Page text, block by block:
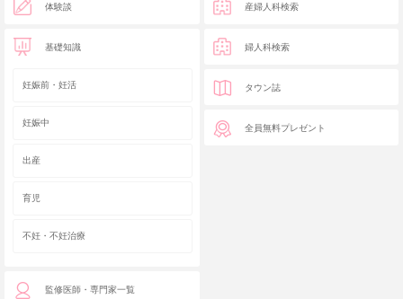
体験談
基礎知識
妊娠前・妊活
妊娠中
出産
育児
不妊・不妊治療
監修医師・専門家一覧
産婦人科検索
婦人科検索
タウン誌
全員無料プレゼント